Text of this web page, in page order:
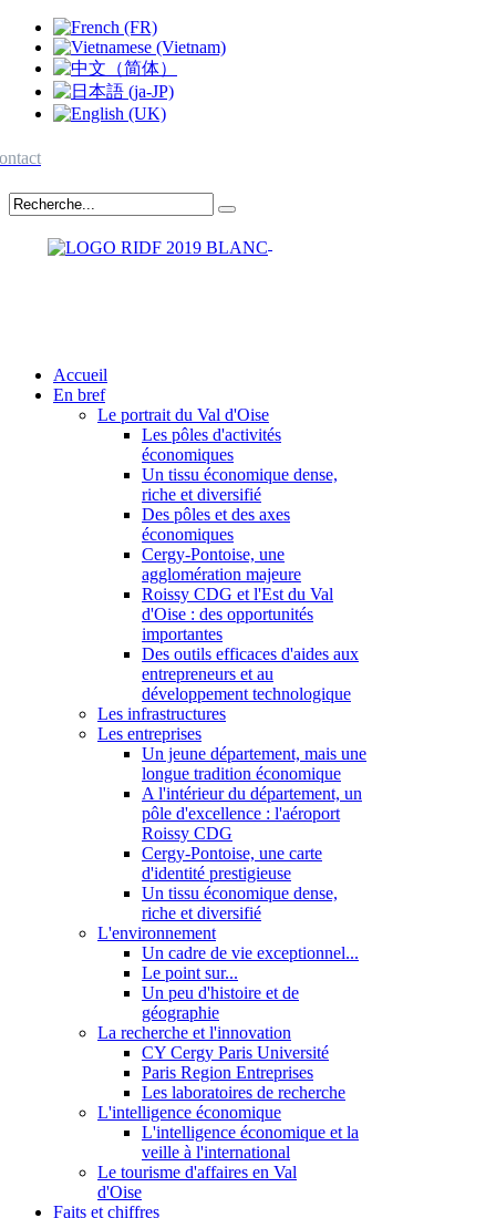
Accueil
En bref
Le portrait du Val d'Oise
Les pôles d'activités
économiques
Un tissu économique dense,
riche et diversifié
Des pôles et des axes
économiques
Cergy-Pontoise, une
agglomération majeure
Roissy CDG et l'Est du Val
d'Oise : des opportunités
importantes
Des outils efficaces d'aides aux
entrepreneurs et au
développement technologique
Les infrastructures
Les entreprises
Un jeune département, mais une
longue tradition économique
A l'intérieur du département, un
pôle d'excellence : l'aéroport
Roissy CDG
Cergy-Pontoise, une carte
d'identité prestigieuse
Un tissu économique dense,
riche et diversifié
L'environnement
Un cadre de vie exceptionnel...
Le point sur...
Un peu d'histoire et de
géographie
La recherche et l'innovation
CY Cergy Paris Université
Paris Region Entreprises
Les laboratoires de recherche
L'intelligence économique
L'intelligence économique et la
veille à l'international
Le tourisme d'affaires en Val
d'Oise
Faits et chiffres